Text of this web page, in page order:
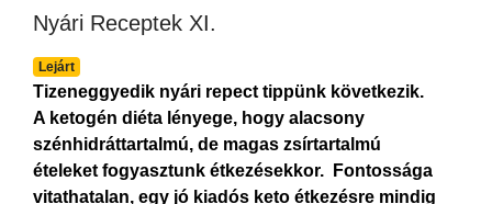
Nyári Receptek XI.
Lejárt
Tizeneggyedik nyári repect tippünk következik.
A ketogén diéta lényege, hogy alacsony
szénhidráttartalmú, de magas zsírtartalmú
ételeket fogyasztunk étkezésekkor. Fontossága
vitathatalan, egy jó kiadós keto étkezésre mindig